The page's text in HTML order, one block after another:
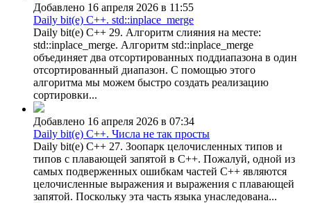
Добавлено 16 апреля 2026 в 11:55
Daily bit(e) C++. std::inplace_merge
Daily bit(e) C++ 29. Алгоритм слияния на месте:
std::inplace_merge. Алгоритм std::inplace_merge
объединяет два отсортированных поддиапазона в один
отсортированный диапазон. С помощью этого
алгоритма мы можем быстро создать реализацию
сортировки...
Добавлено 16 апреля 2026 в 07:34
Daily bit(e) C++. Числа не так просты
Daily bit(e) C++ 27. Зоопарк целочисленных типов и
типов с плавающей запятой в C++. Пожалуй, одной из
самых подверженных ошибкам частей C++ являются
целочисленные выражения и выражения с плавающей
запятой. Поскольку эта часть языка унаследована...